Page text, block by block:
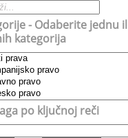
- Odaberite jednu
kategorija
po ključnoj reči